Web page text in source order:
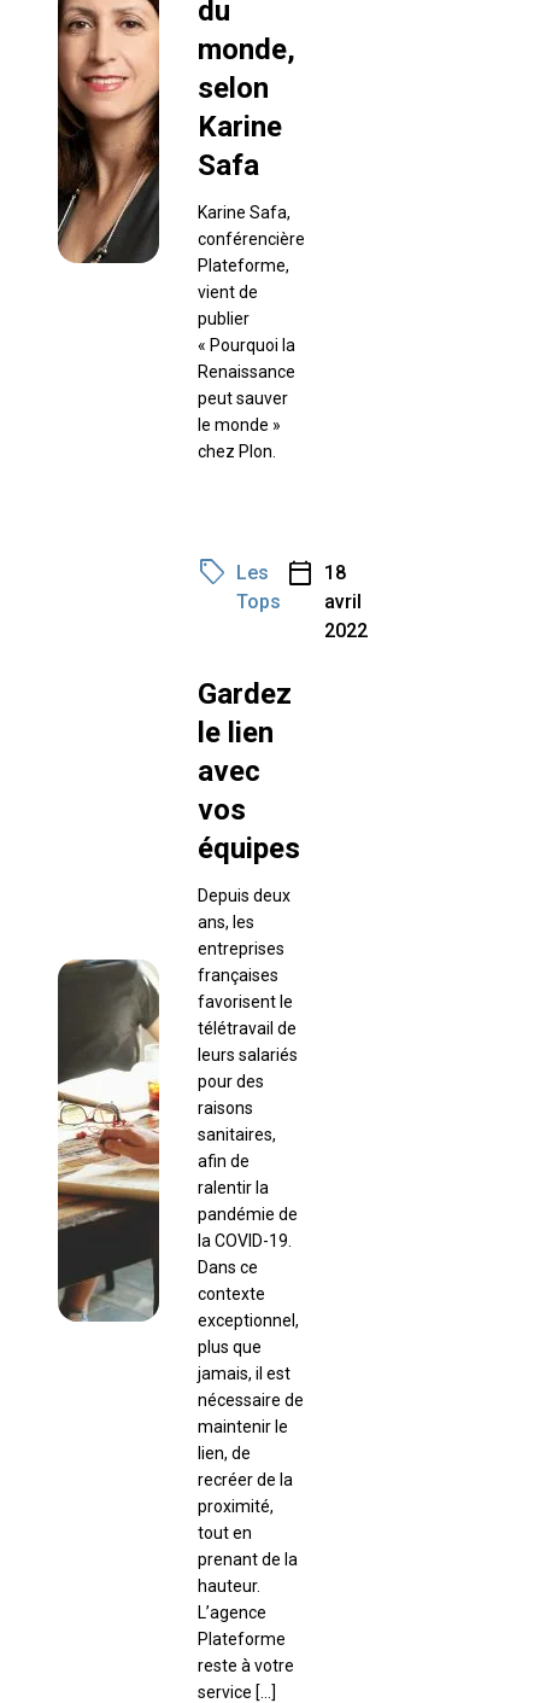
du
monde,
selon
Karine
Safa
Karine Safa,
conférencière
Plateforme,
vient de
publier
« Pourquoi la
Renaissance
peut sauver
le monde »
chez Plon.
sell Les
Tops
calendar_today
18
avril
2022
Gardez
le lien
avec
vos
équipes
Depuis deux
ans, les
entreprises
françaises
favorisent le
télétravail de
leurs salariés
pour des
raisons
sanitaires,
afin de
ralentir la
pandémie de
la COVID-19.
Dans ce
contexte
exceptionnel,
plus que
jamais, il est
nécessaire de
maintenir le
lien, de
recréer de la
proximité,
tout en
prenant de la
hauteur.
L’agence
Plateforme
reste à votre
service […]